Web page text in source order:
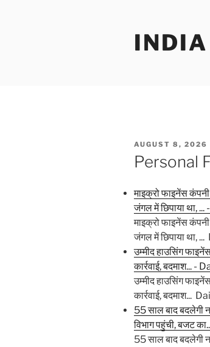
INDIA
POSTED
ON
AUGUST 8, 2026
Personal
माइक्रो फाइनेंस
जंगल में छिपाया था,
माइक्रो फाइनेंस
जंगल में छिपाया था,
उम्मीद हाउसिंग
कार्रवाई, बदमाश...
उम्मीद हाउसिंग
कार्रवाई, बदमाश...
55 साल बाद बदलेगी
विभाग पहुंची, बजट
55 साल बाद बदलेगी